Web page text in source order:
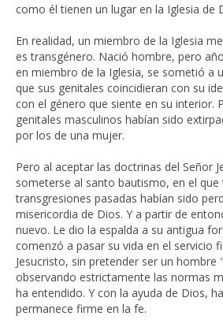
como él tienen un lugar en la Iglesia de
En realidad, un miembro de la Iglesia
es transgénero. Nació hombre, pero
en miembro de la Iglesia, se sometió a
que sus genitales coincidieran con su
con el género que siente en su interior.
genitales masculinos habían sido
por los de una mujer.
Pero al aceptar las doctrinas del Señor
someterse al santo bautismo, en el que
transgresiones pasadas habían sido
misericordia de Dios. Y a partir de
nuevo. Le dio la espalda a su antigua
comenzó a pasar su vida en el servicio
Jesucristo, sin pretender ser un
observando estrictamente las normas
ha entendido. Y con la ayuda de Dios,
permanece firme en la fe.